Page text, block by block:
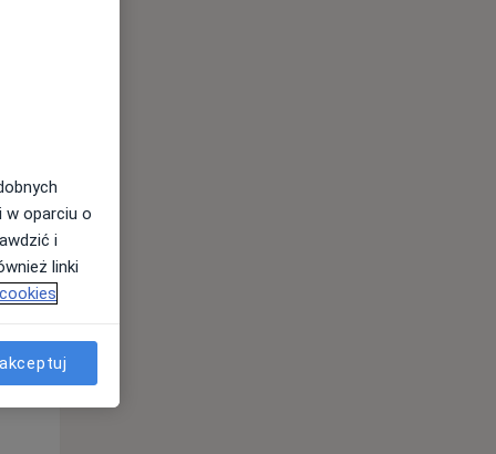
Wt,
11 Sie
w oparciu o
i
linki